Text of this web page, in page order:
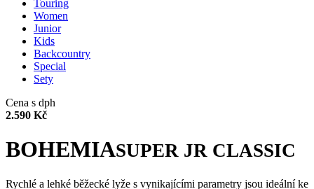
Touring
Women
Junior
Kids
Backcountry
Special
Sety
Cena s dph
2.590 Kč
BOHEMIASUPER JR CLASSIC
Rychlé a lehké běžecké lyže s vynikajícími parametry jsou ideální ke